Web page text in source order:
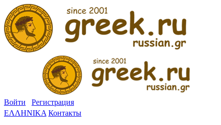
Войти
Регистрация
ΕΛΛΗΝΙΚΑ Контакты